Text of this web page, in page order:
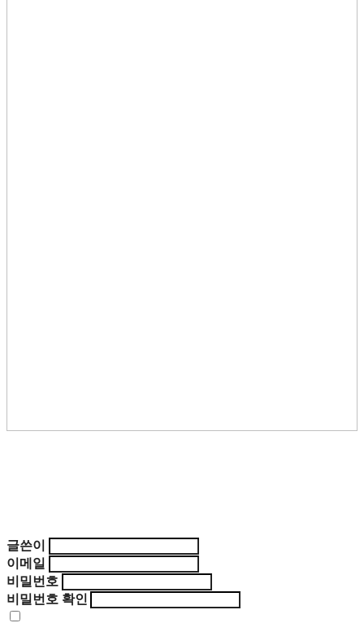
글쓴이
이메일
비밀번호
비밀번호 확인